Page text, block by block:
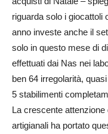
riguarda solo i giocattoli
anno investe anche il
solo in questo mese di
effettuati dai Nas nei
ben 64 irregolarità,
5 stabilimenti
La crescente
artigianali ha portato